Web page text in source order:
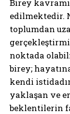
Birey
edilmektedir.
toplumdan
noktada
birey;
kendi
yaklaşan ve
beklentilerin